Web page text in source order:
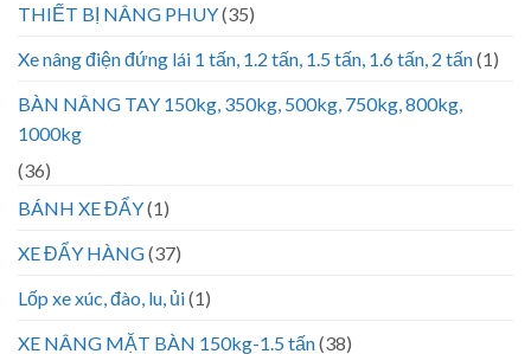
THIẾT BỊ NÂNG PHUY(35)
Xe nâng điện đứng lái 1 tấn, 1.2 tấn, 1.5 tấn, 1.6 tấn, 2 tấn(1)
BÀN NÂNG TAY 150kg, 350kg, 500kg, 750kg, 800kg,
1000kg
(36)
BÁNH XE ĐẨY(1)
XE ĐẨY HÀNG(37)
Lốp xe xúc, đào, lu, ủi(1)
XE NÂNG MẶT BÀN 150kg-1.5 tấn(38)